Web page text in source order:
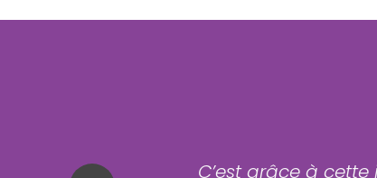
C’est grâce à